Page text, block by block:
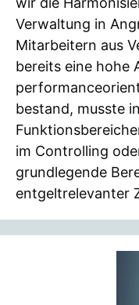
Verwaltung in
Mitarbeitern aus
bereits eine hohe
bestand, musste
im Controlling
grundlegende
entgeltrelevanter